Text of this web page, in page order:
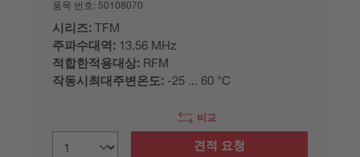
품목 번호: 50108070
시리즈: TFM
주파수대역: 13.56 MHz
적합한적용대상: RFM
작동시최대주변온도: -25 ... 60 °C
비교
견적 요청